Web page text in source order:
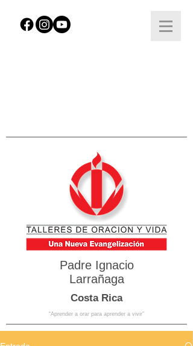
Padre Ignacio
Larrañaga
Costa Rica
“Aprender a orar para aprender a vivir”